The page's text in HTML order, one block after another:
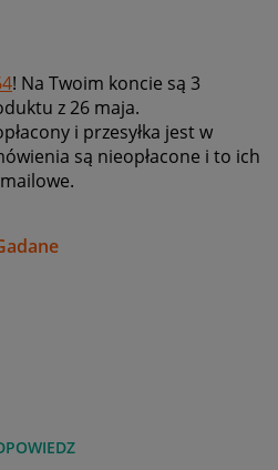
! Na Twoim koncie są 3
z 26 maja.
i przesyłka jest w
są nieopłacone i to ich